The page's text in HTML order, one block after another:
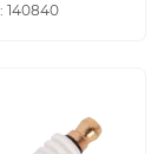
140840